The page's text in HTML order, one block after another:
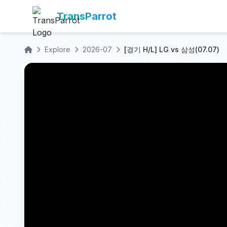
TransParrot
Explore 2026-07 [경기 H/L] LG vs 삼성(07.07)